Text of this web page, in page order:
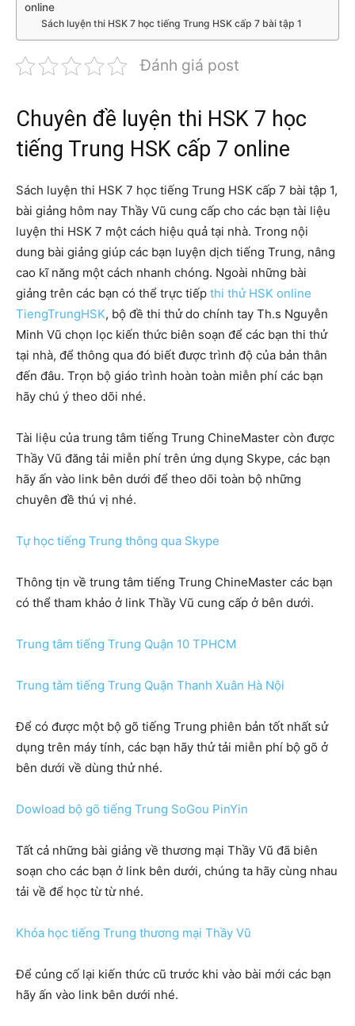
online
Sách luyện thi HSK 7 học tiếng Trung HSK cấp 7 bài tập 1
Đánh giá post
Chuyên đề luyện thi HSK 7 học
tiếng Trung HSK cấp 7 online
Sách luyện thi HSK 7 học tiếng Trung HSK cấp 7 bài tập 1,
bài giảng hôm nay Thầy Vũ cung cấp cho các bạn tài liệu
luyện thi HSK 7 một cách hiệu quả tại nhà. Trong nội
dung bài giảng giúp các bạn luyện dịch tiếng Trung, nâng
cao kĩ năng một cách nhanh chóng. Ngoài những bài
giảng trên các bạn có thể trực tiếp thi thử HSK online
TiengTrungHSK, bộ đề thi thử do chính tay Th.s Nguyễn
Minh Vũ chọn lọc kiến thức biên soạn để các bạn thi thử
tại nhà, để thông qua đó biết được trình độ của bản thân
đến đâu. Trọn bộ giáo trình hoàn toàn miễn phí các bạn
hãy chú ý theo dõi nhé.
Tài liệu của trung tâm tiếng Trung ChineMaster còn được
Thầy Vũ đăng tải miễn phí trên ứng dụng Skype, các bạn
hãy ấn vào link bên dưới để theo dõi toàn bộ những
chuyên đề thú vị nhé.
Tự học tiếng Trung thông qua Skype
Thông tịn về trung tâm tiếng Trung ChineMaster các bạn
có thể tham khảo ở link Thầy Vũ cung cấp ở bên dưới.
Trung tâm tiếng Trung Quận 10 TPHCM
Trung tâm tiếng Trung Quận Thanh Xuân Hà Nội
Để có được một bộ gõ tiếng Trung phiên bản tốt nhất sử
dụng trên máy tính, các bạn hãy thử tải miễn phí bộ gõ ở
bên dưới về dùng thử nhé.
Dowload bộ gõ tiếng Trung SoGou PinYin
Tất cả những bài giảng về thương mại Thầy Vũ đã biên
soạn cho các bạn ở link bên dưới, chúng ta hãy cùng nhau
tải về để học từ từ nhé.
Khóa học tiếng Trung thương mại Thầy Vũ
Để củng cố lại kiến thức cũ trước khi vào bài mới các bạn
hãy ấn vào link bên dưới nhé.